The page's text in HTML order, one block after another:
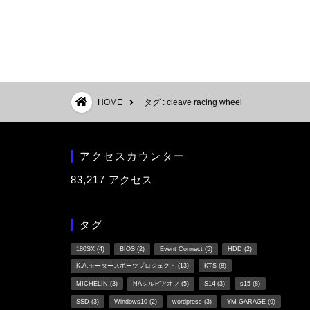
HOME タグ : cleave racing wheel
アクセスカウンター
83,217 アクセス
タグ
180SX (4) BIOS (2) Event Connect (5) HDD (2)
K.A.モータースポーツプロジェクト (13) KTS (8)
MICHELIN (3) NAシルビアオフ (5) S14 (3) s15 (8)
SSD (3) Windows10 (2) wordpress (3) YM GARAGE (9)